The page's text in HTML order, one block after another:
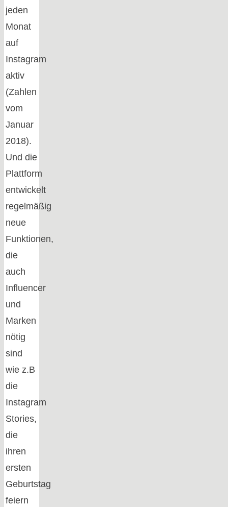
jeden
Monat
auf
Instagram
aktiv
(Zahlen
vom
Januar
2018).
Und die
Plattform
entwickelt
regelmäßig
neue
Funktionen,
die
auch
Influencer
und
Marken
nötig
sind
wie z.B
die
Instagram
Stories,
die
ihren
ersten
Geburtstag
feiern